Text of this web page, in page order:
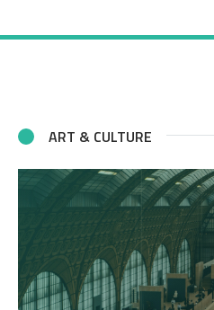
ART & CULTURE